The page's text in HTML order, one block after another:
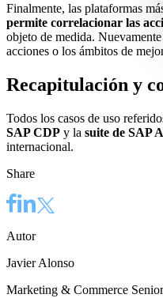
Finalmente, las plataformas
permite correlacionar las
objeto de medida.
acciones o los ámbitos de
Recapitulación y
Todos los casos de uso
SAP CDP y la suite de SAP
internacional.
Share
Autor
Javier Alonso
Marketing & Commerce